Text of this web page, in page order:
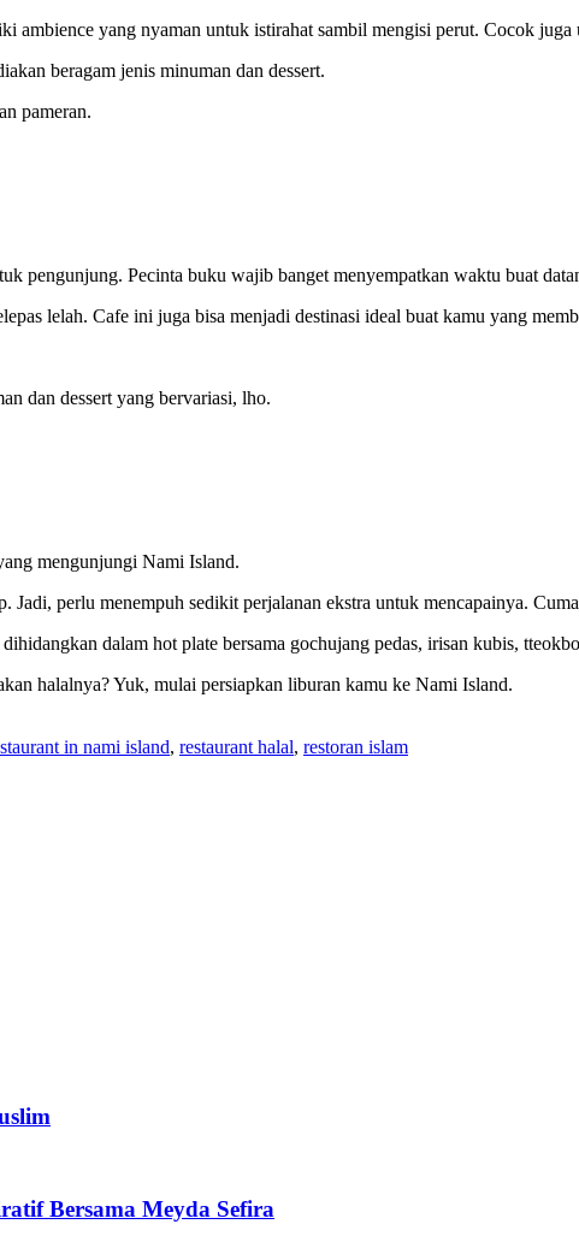
yang nyaman untuk istirahat sambil mengisi perut. Cocok juga
beragam jenis minuman dan dessert.
pameran.
pengunjung. Pecinta buku wajib banget menyempatkan waktu buat
lelah. Cafe ini juga bisa menjadi destinasi ideal buat kamu yang
dan dessert yang bervariasi, lho.
mengunjungi Nami Island.
perlu menempuh sedikit perjalanan ekstra untuk mencapainya.
dalam hot plate bersama gochujang pedas, irisan kubis,
halalnya? Yuk, mulai persiapkan liburan kamu ke Nami Island.
in nami island, restaurant halal, restoran islam
Bersama Meyda Sefira